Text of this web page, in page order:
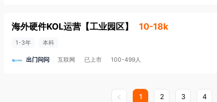
海外硬件KOL运营 【工业园区】 10-18k
1-3年 本科
出门问问 互联网 已上市 100-499人
1 2 3 4